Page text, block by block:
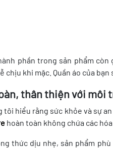
phần trong sản phẩm
chịu khi mặc. Quần áo của
thân thiện với môi
tôi hiểu rằng sức khỏe và sự
hoàn toàn không chứa các
thức dịu nhẹ, sản phẩm